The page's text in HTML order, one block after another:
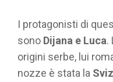
I protagonisti di
sono Dijana e Luca.
origini serbe, lui
nozze è stata la